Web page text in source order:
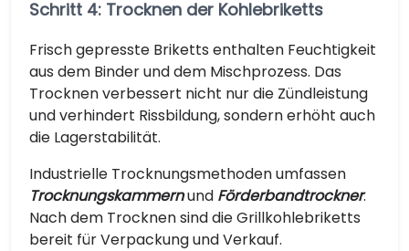
Schritt 4: Trocknen der Kohlebriketts
Frisch gepresste Briketts enthalten Feuchtigkeit
aus dem Binder und dem Mischprozess. Das
Trocknen verbessert nicht nur die Zündleistung
und verhindert Rissbildung, sondern erhöht auch
die Lagerstabilität.
Industrielle Trocknungsmethoden umfassen
Trocknungskammernund Förderbandtrockner.
Nach dem Trocknen sind die Grillkohlebriketts
bereit für Verpackung und Verkauf.